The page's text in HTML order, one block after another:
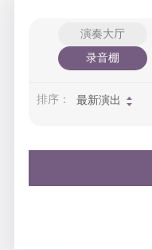
演奏大厅
录音棚
排序： 最新演出